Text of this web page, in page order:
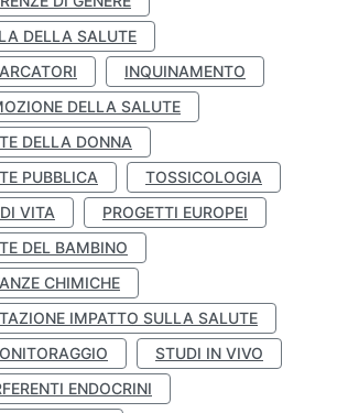
DELLA SALUTE
INQUINAMENTO
DELLA SALUTE
DELLA DONNA
PUBBLICA
TOSSICOLOGIA
VITA
PROGETTI EUROPEI
DEL BAMBINO
CHIMICHE
IMPATTO SULLA SALUTE
STUDI IN VIVO
ENDOCRINI